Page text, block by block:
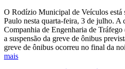
O Rodízio Municipal de Veículos está
Paulo nesta quarta-feira, 3 de julho. A
Companhia de Engenharia de
a suspensão da greve de ônibus
greve de ônibus ocorreu no final da
mais